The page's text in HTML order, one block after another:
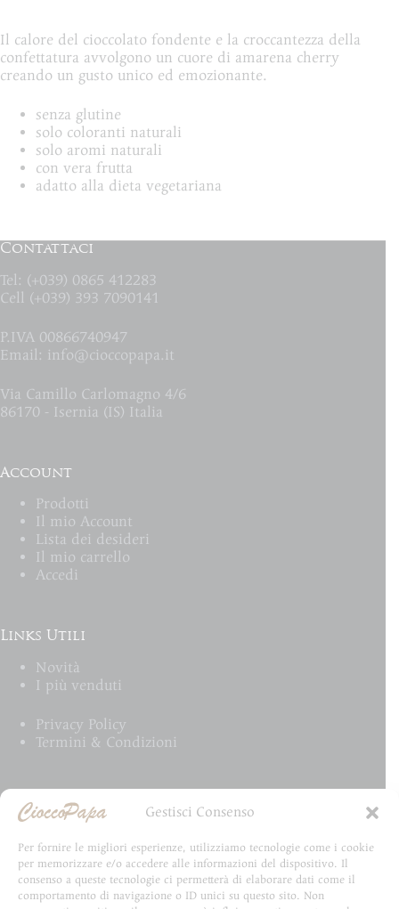
Gestisci Consenso
Per fornire le migliori esperienze, utilizziamo tecnologie come i cookie
per memorizzare e/o accedere alle informazioni del dispositivo. Il
consenso a queste tecnologie ci permetterà di elaborare dati come il
comportamento di navigazione o ID unici su questo sito. Non
Il calore del cioccolato fondente e la croccantezza della
confettatura avvolgono un cuore di amarena cherry
creando un gusto unico ed emozionante.
senza glutine
solo coloranti naturali
solo aromi naturali
con vera frutta
adatto alla dieta vegetariana
Contattaci
Tel: (+039) 0865 412283
Cell (+039) 393 7090141
P.IVA 00866740947
Email: info@cioccopapa.it
Via Camillo Carlomagno 4/6
86170 - Isernia (IS) Italia
Account
Prodotti
Il mio Account
Lista dei desideri
Il mio carrello
Accedi
Links Utili
Novità
I più venduti
Privacy Policy
Termini & Condizioni
Email Newsletter
le novità CioccoPapa